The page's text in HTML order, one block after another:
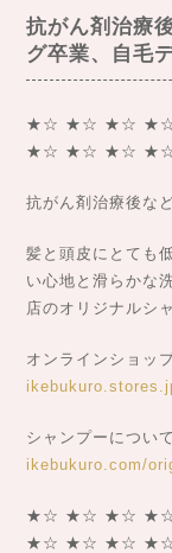
抗がん剤治療
グ卒業、自毛
★☆ ★☆ ★☆
★☆ ★☆ ★☆
抗がん剤治療後な
髪と頭皮にとても
い心地と滑らかな
店のオリジナルシ
オンラインショッ
シャンプーについ
ikebukuro.com/
★☆ ★☆ ★☆
★☆ ★☆ ★☆